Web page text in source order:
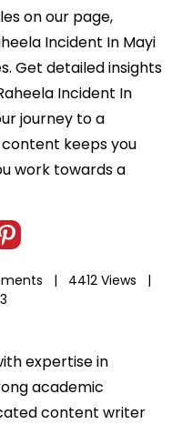
on our page,
Incident In Mayi
Get detailed insights
Incident In
journey to a
keeps you
work towards a
|
4412 Views |
expertise in
academic
content writer